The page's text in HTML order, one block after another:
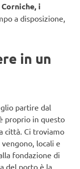
i
a disposizione,
in un
partire dal
proprio in questo
città. Ci troviamo
locali e
fondazione di
del porto è la